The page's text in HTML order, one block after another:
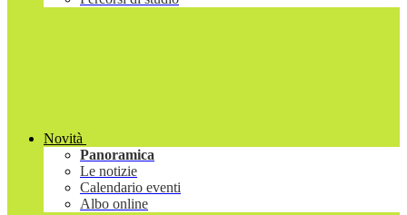
Novità
Panoramica
Le notizie
Calendario eventi
Albo online